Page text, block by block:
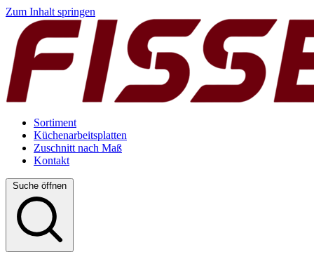
Zum Inhalt springen
Sortiment
Küchenarbeitsplatten
Zuschnitt nach Maß
Kontakt
Suche öffnen